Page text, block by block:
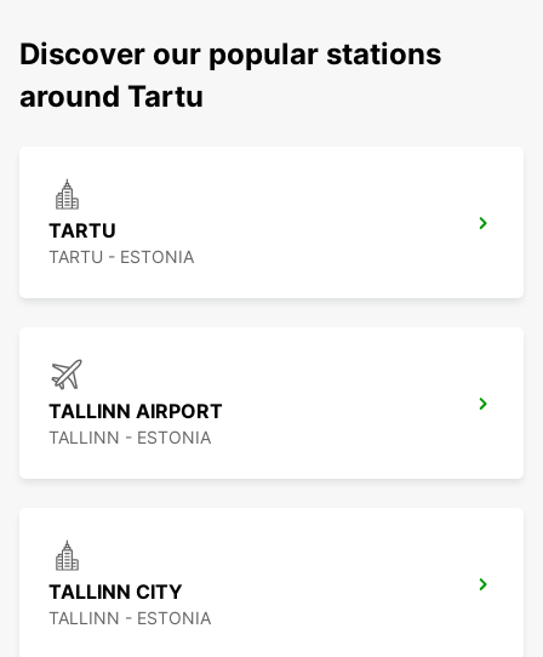
Discover our popular stations
around Tartu
TARTU
TARTU - ESTONIA
TALLINN AIRPORT
TALLINN - ESTONIA
TALLINN CITY
TALLINN - ESTONIA